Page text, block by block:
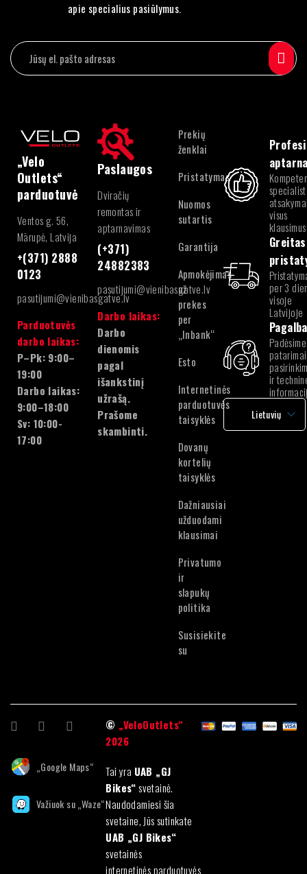
apie specialius pasiūlymus.
„Velo
Outlets“
parduotuvė
Ventos g. 56,
Mārupė, Latvija
+(371) 2888
0123
pasutijumi@vienibasgatve.lv
Parduotuvės
darbo laikas:
P–Pk: 9:00–
19:00
Darbo laikas:
9:00–18:00
Sv: 10:00-
17:00
Paslaugos
Dviračių
remontas ir
aptarnavimas
(+371)
24882383
pasutijumi@vienibasgatve.lv
Darbo laikas:
Darbo
dienomis
pagal
išankstinį
užrašą.
Prašome
skambinti.
Prekių
ženklai
Pristatymas
Nuomos
sutartis
Garantija
Apmokėjimas
už
prekes
per
„Inbank“
Esto
Internetinės
parduotuvės
taisyklės
Dovanų
kortelių
taisyklės
Dažniausiai
užduodami
klausimai
Privatumo
ir
slapukų
politika
Susisiekite
su
visus
klausimus
Greitas
per 3
visoje
Latvijoje
Pagalba
Padėsime
ir
Lietuvių
latvių
„Google Maps“
Važiuok su „Waze“
© „VeloOutlets“
2026
Tai yra UAB „GJ
Bikes“svetainė.
Naudodamiesi šia
svetaine, Jūs sutinkate
UAB „GJ Bikes“
svetainės
internetinės parduotuvės